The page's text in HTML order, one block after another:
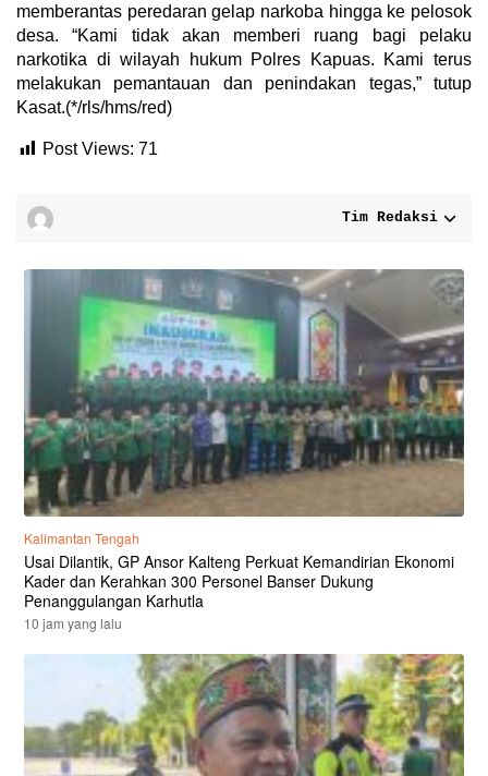
memberantas peredaran gelap narkoba hingga ke pelosok
desa. “Kami tidak akan memberi ruang bagi pelaku
narkotika di wilayah hukum Polres Kapuas. Kami terus
melakukan pemantauan dan penindakan tegas,” tutup
Kasat.(*/rls/hms/red)
Post Views: 71
Tim Redaksi
Kalimantan Tengah
Usai Dilantik, GP Ansor Kalteng Perkuat Kemandirian Ekonomi
Kader dan Kerahkan 300 Personel Banser Dukung
Penanggulangan Karhutla
10 jam yang lalu